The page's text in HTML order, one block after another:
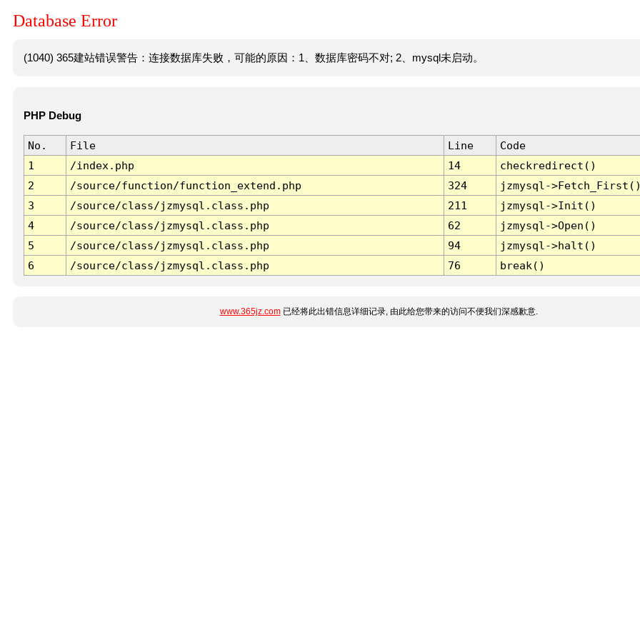
Database Error
(1040) 365建站错误警告：连接数据库失败，可能的原因：1、数据库密码不对; 2、mysql未启动。
PHP Debug
No. File Line
Code
1
/index.php 14
checkredirect()
2
/source/function/function_extend.php 324
jzmysql-
3
/source/class/jzmysql.class.php 211
jzmysql->Init()
4
/source/class/jzmysql.class.php 62
jzmysql->Open()
5
/source/class/jzmysql.class.php 94
jzmysql->halt()
6
/source/class/jzmysql.class.php 76 break()
www.365jz.com已经将此出错信息详细记录, 由此给您带来的访问不便我们深感歉意.